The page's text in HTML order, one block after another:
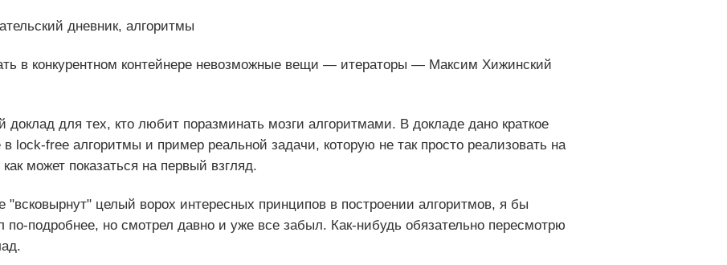
дневник, алгоритмы
в конкурентном контейнере невозможные вещи — итераторы — Максим Хижинский
доклад для тех, кто любит поразминать мозги алгоритмами. В докладе дано краткое
в lock-free алгоритмы и пример реальной задачи, которую не так просто реализовать на
как может показаться на первый взгляд.
"всковырнут" целый ворох интересных принципов в построении алгоритмов, я бы
по-подробнее, но смотрел давно и уже все забыл. Как-нибудь обязательно пересмотрю